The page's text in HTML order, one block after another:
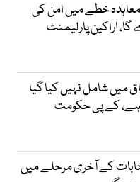
خطے میں امن کی
اراکین پارلیمنٹ
میں شامل نہیں کیا گیا
کے پی حکومت
کے آخری مرحلے میں